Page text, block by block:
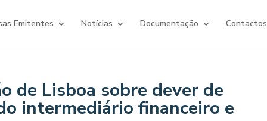
Emitentes Notícias Documentação Contactos
de Lisboa sobre dever de
intermediário financeiro e